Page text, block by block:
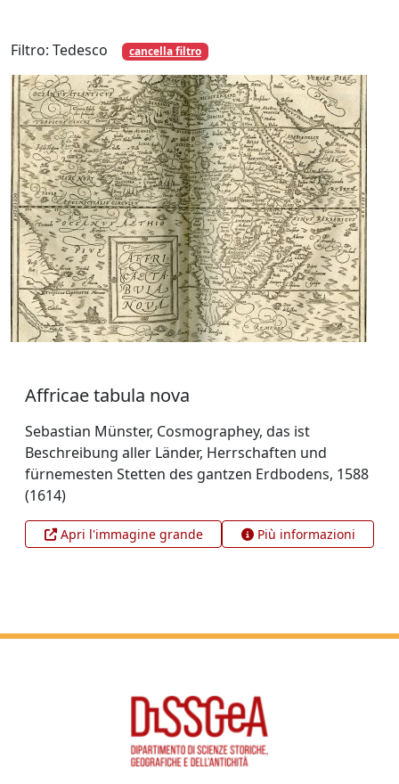
Filtro: Tedesco cancella filtro
Affricae tabula nova
Sebastian Münster, Cosmographey, das ist
Beschreibung aller Länder, Herrschaften und
fürnemesten Stetten des gantzen Erdbodens, 1588
(1614)
Apri l'immagine grande Più informazioni